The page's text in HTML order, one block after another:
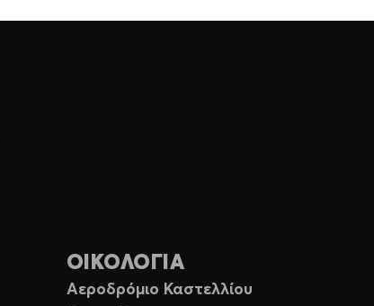
ΟΙΚΟΛΟΓΙΑ
Αεροδρόμιο Καστελλίου